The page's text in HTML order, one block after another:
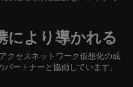
により導かれる
クセスネットワーク仮想化の成
ートナーと協働しています。